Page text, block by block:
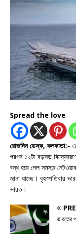
Spread the love
রোজদিন ডেস্ক, কলকাতা:-
পরপর ১২টা বড়সড়
বন্ধ হয়ে গেল সমস্ত
জানা যাচ্ছে। বৃহস্পতিবার
ভারত।
ভারতের